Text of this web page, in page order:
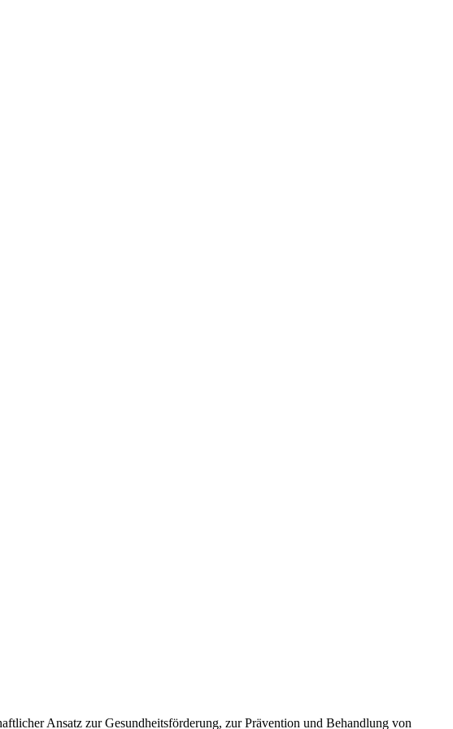
Ansatz zur Gesundheitsförderung, zur Prävention und Behandlung von